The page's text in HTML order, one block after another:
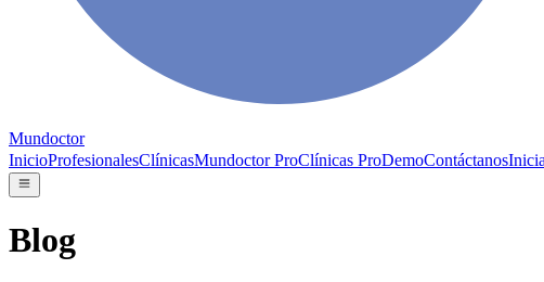
Mundoctor
InicioProfesionalesClínicasMundoctor ProClínicas ProDemoContáctanos
Blog